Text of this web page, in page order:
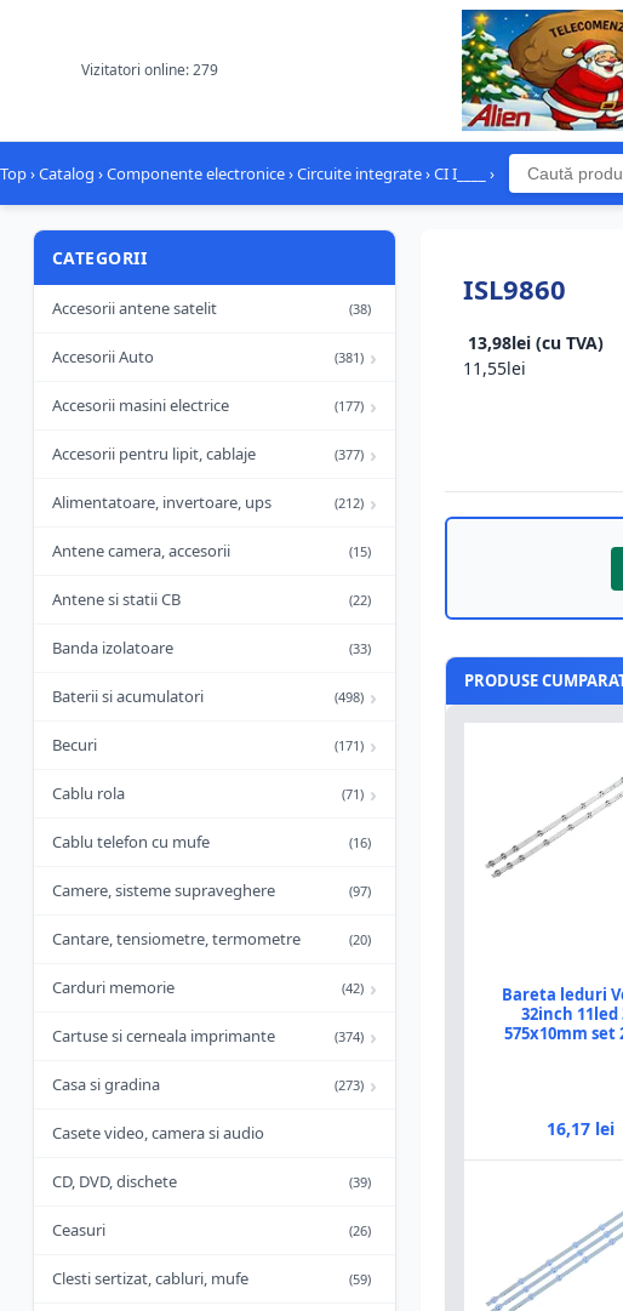
Vizitatori online: 279
Top›Catalog ›Componente electronice›Circuite integrate›CI I____ ›
CATEGORII
Accesorii antene satelit (38)
Accesorii Auto (381) ›
Accesorii masini electrice (177) ›
Accesorii pentru lipit, cablaje (377) ›
Alimentatoare, invertoare, ups (212) ›
Antene camera, accesorii (15)
Antene si statii CB (22)
Banda izolatoare (33)
Baterii si acumulatori (498) ›
Becuri (171) ›
Cablu rola (71) ›
Cablu telefon cu mufe (16)
Camere, sisteme supraveghere (97)
Cantare, tensiometre, termometre (20)
Carduri memorie (42) ›
Cartuse si cerneala imprimante (374) ›
Casa si gradina (273) ›
Casete video, camera si audio
CD, DVD, dischete (39)
Ceasuri (26)
Clesti sertizat, cabluri, mufe (59)
ISL9860
13,98lei (cu TVA)
11,55lei
PRODUSE
Bareta leduri
32inch 11led
575x10mm set
16,17 lei